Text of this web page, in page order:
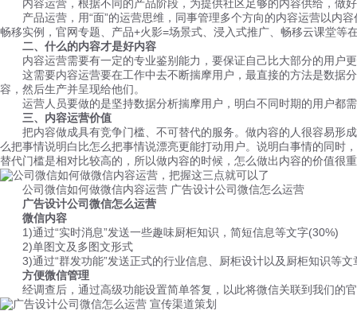
内容运营，根据不同的产品阶段，为提供社区足够的内容供给，做
产品运营，用“面”的运营思维，同事管理多个方向的内容运营以内容
畅移实例，官网专题、产品+火影=场景式、浸入式推广、畅移云课堂
二、 什么的内容才是好内容
内容运营需要有一定的专业鉴别能力，要保证自己比大部分的用户
这需要内容运营要在工作中去不断揣摩用户，最直接的方法是数据
容，然后生产并呈现给他们。
运营人员要做的是坚持数据分析揣摩用户，明白不同时期的用户都
三、 内容运营价值
把内容做成具有竞争门槛、不可替代的服务。做内容的人很容易形
么把事情说明白比怎么把事情说漂亮更能打动用户。说明白事情的同时
替代门槛是相对比较高的，所以做内容的时候，怎么做出内容的价值很
公司微信如何做微信内容运营 广告设计公司微信怎么运营
广告设计公司微信怎么运营
微信内容
1)通过“实时消息”发送一些趣味厨柜知识，简短信息等文字(30%)
2)单图文及多图文形式
3)通过“群发功能”发送正式的行业信息、厨柜设计以及厨柜知识等文
方便微信管理
经调查后，通过高级功能设置简单答复，以此将微信关联到我们的